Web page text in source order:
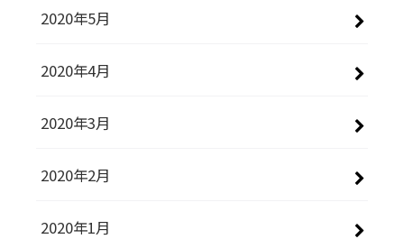
2020年5月
2020年4月
2020年3月
2020年2月
2020年1月